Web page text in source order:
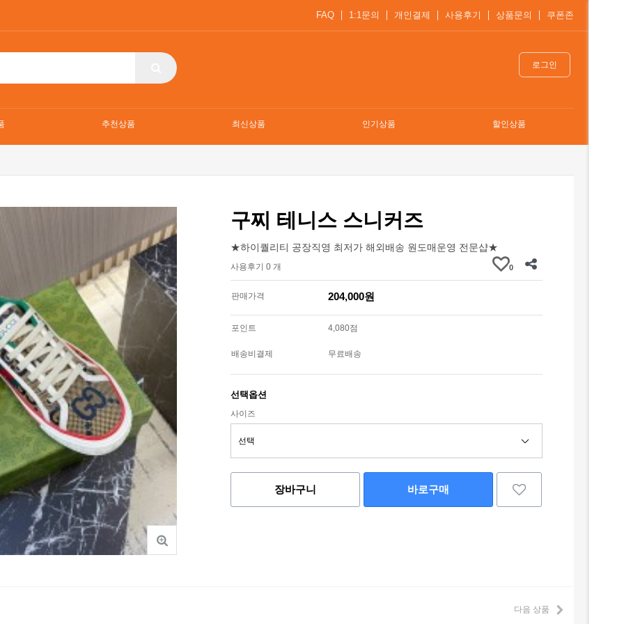
FAQ 1:1문의 개인결제 사용후기 상품문의 쿠폰존
로그인
추천상품 최신상품 인기상품 할인상품
구찌 테니스 스니커즈
★하이퀄리티 공장직영 최저가 해외배송 원도매운영 전문샵★
사용후기 0 개 0
판매가격 204,000원
포인트 4,080점
배송비결제 무료배송
선택옵션
사이즈
장바구니 바로구매
다음 상품